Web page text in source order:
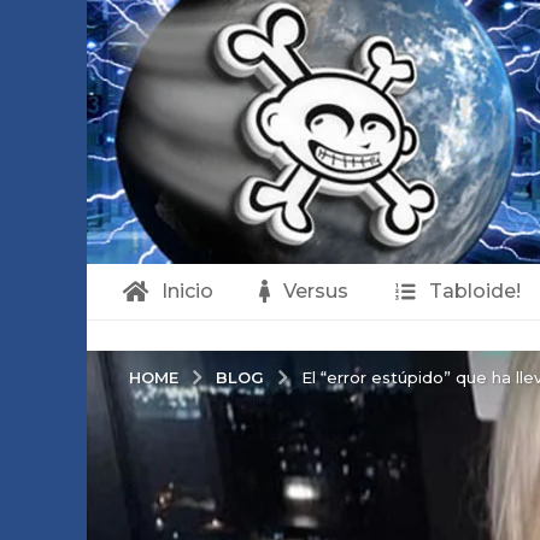
Inicio Versus Tabloide!
HOME BLOG El “error estúpido” que ha